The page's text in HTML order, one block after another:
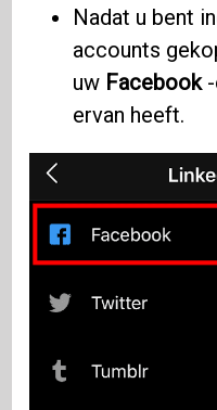
Nadat u bent
accounts
uw Facebook-
ervan heeft.